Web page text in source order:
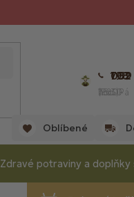
702 059 198
(Po - Pá 7:00 - 15:30 hod.)
Oblíbené
Zdravé potraviny a doplňky